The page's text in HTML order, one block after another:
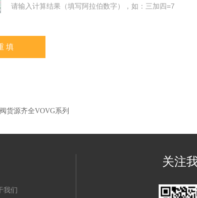
请输入计算结果（填写阿拉伯数字），如：三加四=7
货源齐全VOVG系列
我们
关注